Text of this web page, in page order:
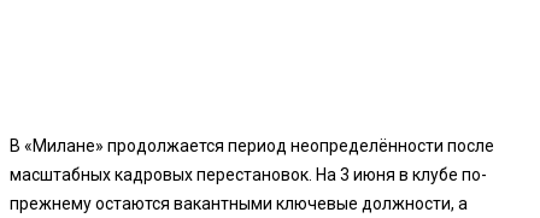
В «Милане» продолжается период неопределённости после
масштабных кадровых перестановок. На 3 июня в клубе по-
прежнему остаются вакантными ключевые должности, а